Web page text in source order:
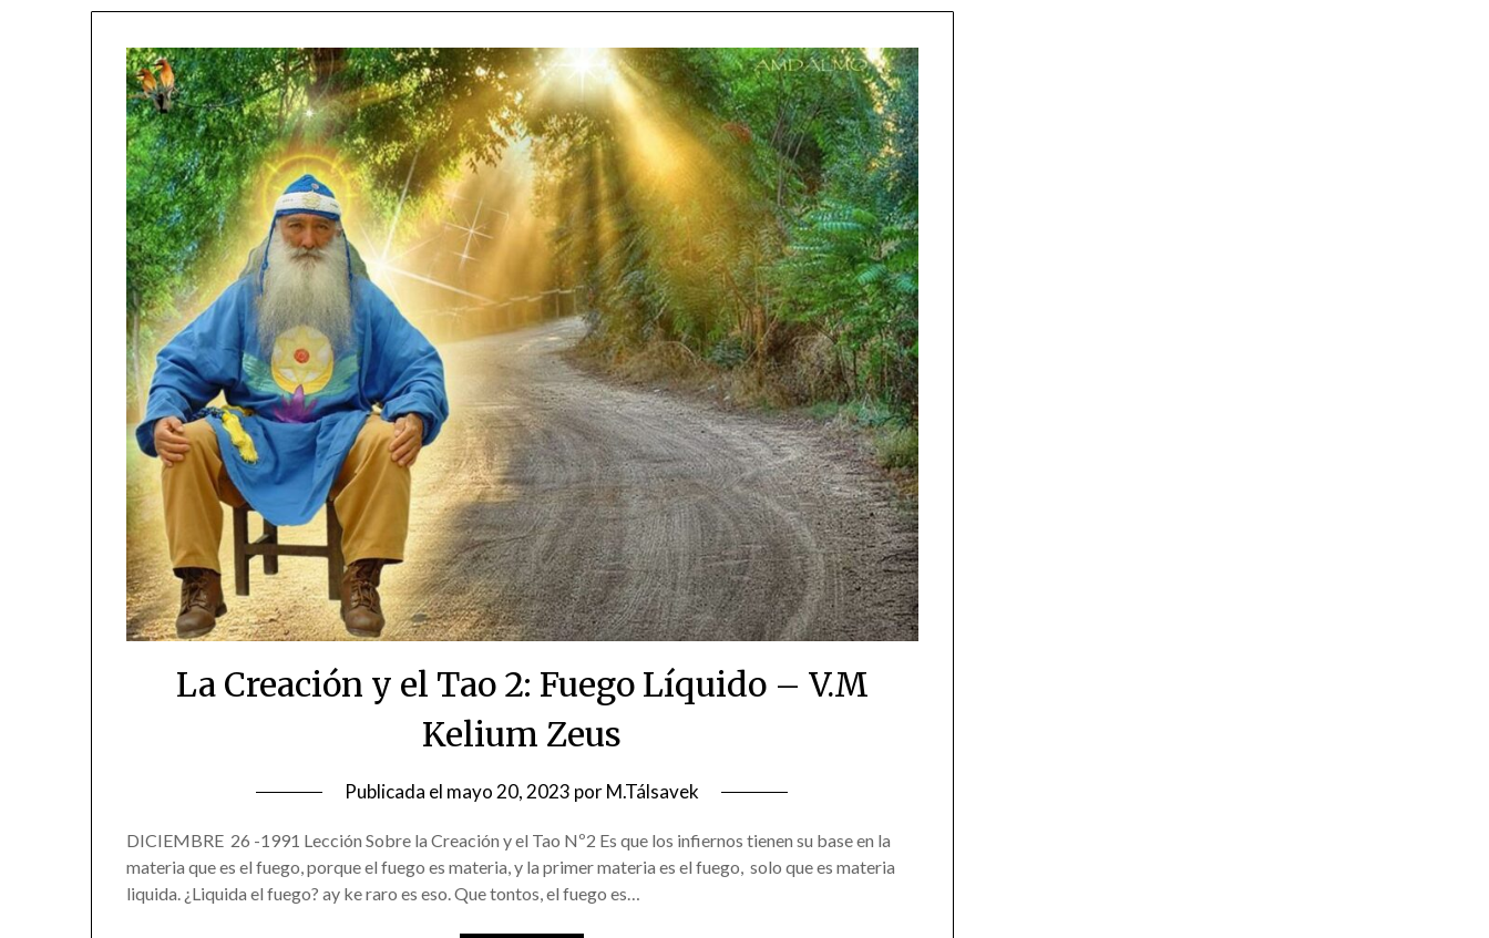
La Creación y el Tao 2: Fuego Líquido – V.M
Kelium Zeus
Publicada el mayo 20, 2023 porM.Tálsavek
DICIEMBRE 26 -1991 Lección Sobre la Creación y el Tao Nº2 Es que los infiernos tienen su base en la
materia que es el fuego, porque el fuego es materia, y la primer materia es el fuego, solo que es materia
liquida. ¿Liquida el fuego? ay ke raro es eso. Que tontos, el fuego es…